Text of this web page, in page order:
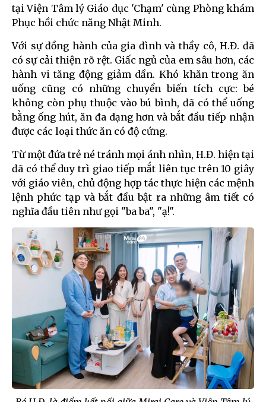
tại Viện Tâm lý Giáo dục 'Chạm' cùng Phòng khám
Phục hồi chức năng Nhật Minh.
Với sự đồng hành của gia đình và thầy cô, H.Đ. đã
có sự cải thiện rõ rệt. Giấc ngủ của em sâu hơn, các
hành vi tăng động giảm dần. Khó khăn trong ăn
uống cũng có những chuyển biến tích cực: bé
không còn phụ thuộc vào bú bình, đã có thể uống
bằng ống hút, ăn đa dạng hơn và bắt đầu tiếp nhận
được các loại thức ăn có độ cứng.
Từ một đứa trẻ né tránh mọi ánh nhìn, H.Đ. hiện tại
đã có thể duy trì giao tiếp mắt liên tục trên 10 giây
với giáo viên, chủ động hợp tác thực hiện các mệnh
lệnh phức tạp và bắt đầu bật ra những âm tiết có
nghĩa đầu tiên như gọi "ba ba", "ạ!".